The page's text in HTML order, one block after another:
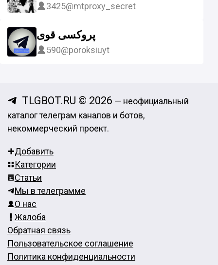
3425@mtproxy_secret
پروکسی قوی
590@poroksiuyt
TLGBOT.RU © 2026 — неофициальный
каталог телеграм каналов и ботов,
некоммерческий проект.
Добавить
Категории
Статьи
Мы в телеграмме
О нас
Жалоба
Обратная связь
Пользовательское соглашение
Политика конфиденциальности